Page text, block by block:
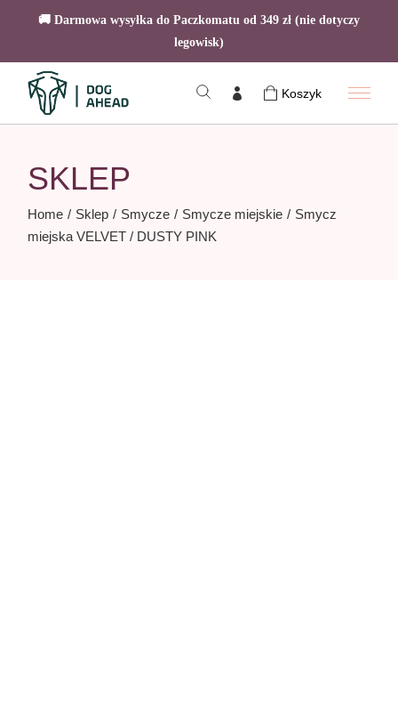
🚚 Darmowa wysyłka do Paczkomatu od 349 zł (nie dotyczy
legowisk)
content
Koszyk
SKLEP
Home Sklep Smycze Smycze miejskie
Smycz
miejska VELVET / DUSTY PINK